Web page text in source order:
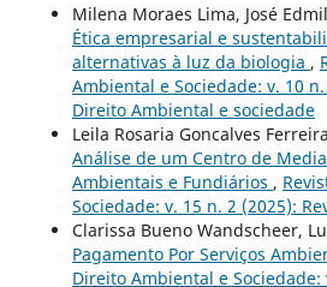
Milena Moraes Lima, José
Ética empresarial e
alternativas à luz da biologia ,
Ambiental e Sociedade: v. 10
Direito Ambiental e sociedade
Leila Rosaria Goncalves
Análise de um Centro de
Ambientais e Fundiários ,
Sociedade: v. 15 n. 2 (2025):
Clarissa Bueno Wandscheer,
Pagamento Por Serviços
Direito Ambiental e Sociedade: